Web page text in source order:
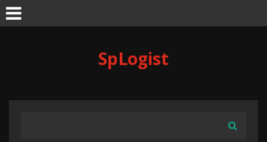
SpLogist